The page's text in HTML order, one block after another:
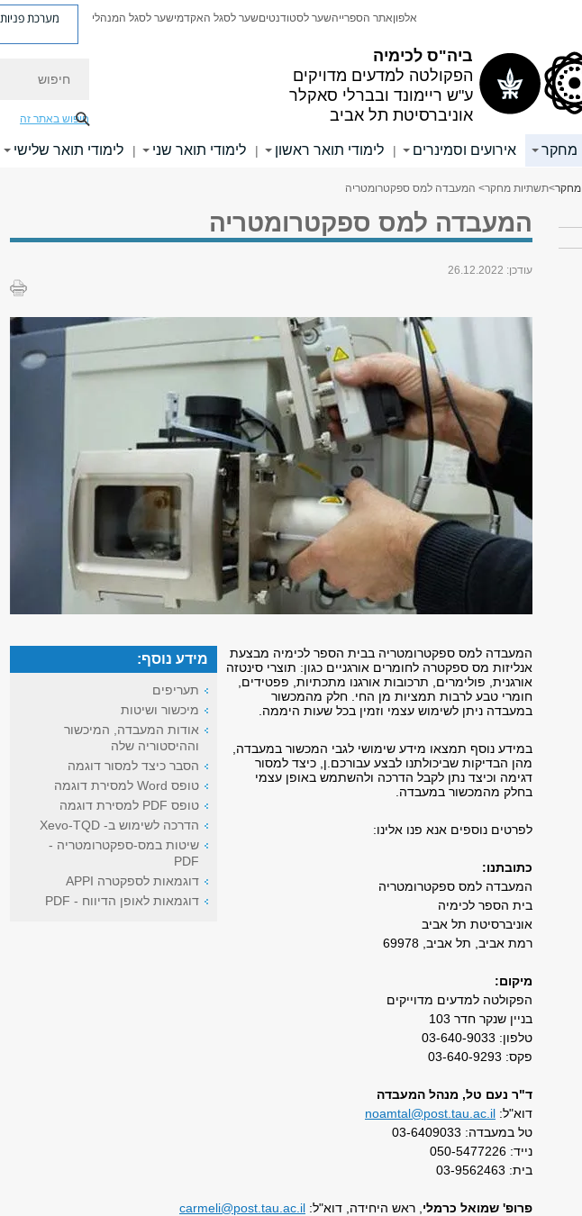
ביה"ס לכימיה
הפקולטה למדעים מדויקים
ע"ש ריימונד ובברלי סאקלר
אוניברסיטת תל אביב
אלפוןאתר הספרייהשער לסטודנטיםשער לסגל האקדמישער לסגל המנהלי מערכת פניות
חיפוש באתר זה
מחקר אירועים וסמינרים | לימודי תואר ראשון | לימודי תואר שני | לימודי תואר שלישי
מחקר>תשתיות מחקר> המעבדה למס ספקטרומטריה
המעבדה למס ספקטרומטריה
עודכן: 26.12.2022
מידע נוסף:
תעריפים
מיכשור ושיטות
אודות המעבדה, המיכשור
וההיסטוריה שלה
הסבר כיצד למסור דוגמה
טופס Word למסירת דוגמה
טופס PDF למסירת דוגמה
הדרכה לשימוש ב- Xevo-TQD
שיטות במס-ספקטרומטריה -
PDF
דוגמאות לספקטרה APPI
דוגמאות לאופן הדיווח - PDF
המעבדה למס ספקטרומטריה בבית הספר לכימיה מבצעת
אנליזות מס ספקטרה לחומרים אורגניים כגון: תוצרי סינטזה
אורגנית, פולימרים, תרכובות אורגנו מתכתיות, פפטידים,
חומרי טבע לרבות תמציות מן החי. חלק מהמכשור
במעבדה ניתן לשימוש עצמי וזמין בכל שעות היממה.
במידע נוסף תמצאו מידע שימושי לגבי המכשור במעבדה,
מהן הבדיקות שביכולתנו לבצע עבורכם.ן, כיצד למסור
דגימה וכיצד נתן לקבל הדרכה ולהשתמש באופן עצמי
בחלק מהמכשור במעבדה.
לפרטים נוספים אנא פנו אלינו:
כתובתנו:
המעבדה למס ספקטרומטריה
בית הספר לכימיה
אוניברסיטת תל אביב
רמת אביב, תל אביב, 69978
מיקום:
הפקולטה למדעים מדוייקים
בניין שנקר חדר 103
טלפון: 03-640-9033
פקס: 03-640-9293
ד"ר נעם טל, מנהל המעבדה
דוא"ל: noamtal@post.tau.ac.il
טל במעבדה: 03-6409033
נייד: 050-5477226
בית: 03-9562463
פרופ' שמואל כרמלי , ראש היחידה, דוא"ל: carmeli@post.tau.ac.il